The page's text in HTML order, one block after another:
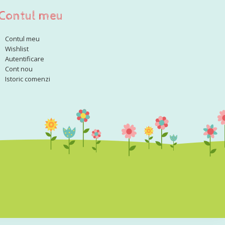
meu
Contul meu
Wishlist
Autentificare
Cont nou
Istoric comenzi